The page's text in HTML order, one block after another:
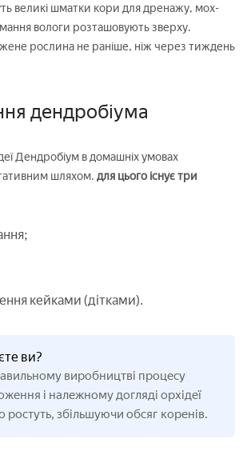
великі шматки кори для дренажу, мох-
вологи розташовують зверху.
рослина не раніше, ніж через тиждень
дендробіума
Дендробіум в домашніх умовах
шляхом. для цього існує три
кейками (дітками).
ви?
виробництві процесу
і належному догляді орхідеї
ростуть, збільшуючи обсяг коренів.